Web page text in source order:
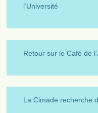
l’Université
Retour sur le Café de
La Cimade recherche